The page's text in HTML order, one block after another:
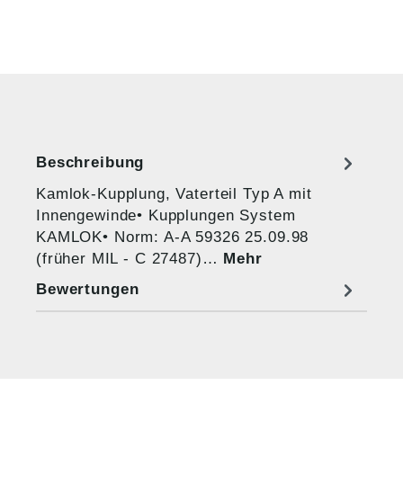
Beschreibung
Kamlok-Kupplung, Vaterteil Typ A mit
Innengewinde• Kupplungen System
KAMLOK• Norm: A-A 59326 25.09.98
(früher MIL - C 27487)… Mehr
Bewertungen